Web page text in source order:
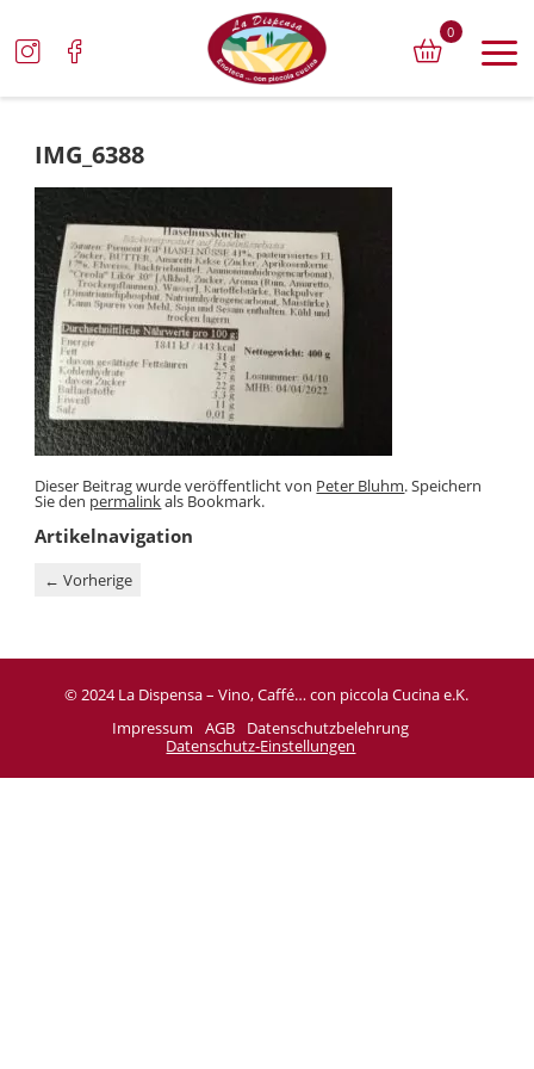
0
IMG_6388
Dieser Beitrag wurde veröffentlicht von Peter Bluhm. Speichern
Sie den permalinkals Bookmark.
Artikelnavigation
← Vorherige
© 2024 La Dispensa – Vino, Caffé… con piccola Cucina e.K.
Impressum
AGB
Datenschutzbelehrung
Datenschutz-Einstellungen